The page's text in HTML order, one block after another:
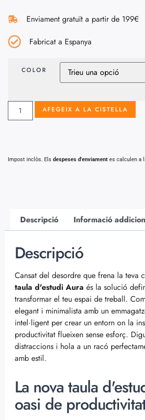
Enviament gratuït a partir de 199€
Fabricat a Espanya
COLOR
AFEGEIX A LA CISTELLA
Impost inclòs. Els despeses d'enviament es calculen a
Descripció Informació
Descripció
Cansat del desordre que frena la teva
taula d'estudi Aura és la solució
transformar el teu espai de treball.
elegant i minimalista amb un
intel·ligent per crear un entorn on la
productivitat flueixen sense esforç.
distraccions i hola a un racó
amb estil.
La nova taula
oasi de